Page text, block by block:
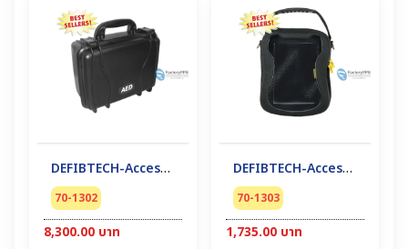
DEFIBTECH-Accessory AED #Carryying Case รุ่น DDU-100
70-1302
8,300.00 บาท
DEFIBTECH-Accessory AED #Carryying Case รุ่นView กระเป๋าพกพา
70-1303
1,735.00 บาท